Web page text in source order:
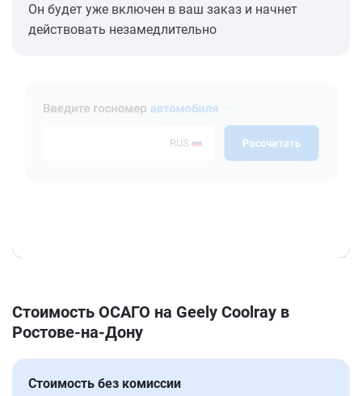
Он будет уже включен в ваш заказ и начнет
действовать незамедлительно
Стоимость ОСАГО на Geely Coolray в
Ростове-на-Дону
Стоимость без комиссии